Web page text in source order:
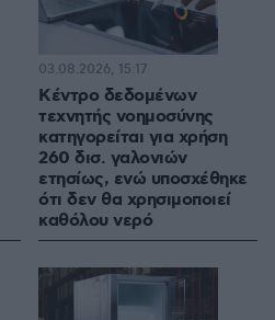
Κέντρο δεδομένων
τεχνητής νοημοσύνης
κατηγορείται για χρήση
260 δισ. γαλονιών
ετησίως, ενώ υποσχέθηκε
ότι δεν θα χρησιμοποιεί
καθόλου νερό
03.08.2026, 15:17